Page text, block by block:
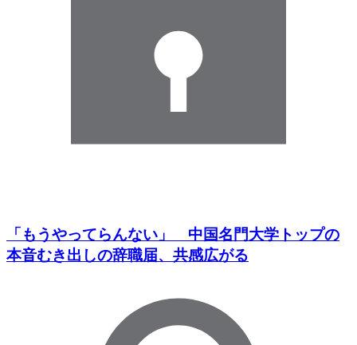
「もうやってらんない」 中国名門大学トップの
本音むき出しの辞職届、共感広がる